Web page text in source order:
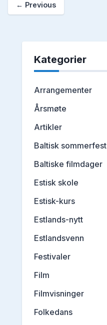
← Previous
Kategorier
Arrangementer
Årsmøte
Artikler
Baltisk sommerfest
Baltiske filmdager
Estisk skole
Estisk-kurs
Estlands-nytt
Estlandsvenn
Festivaler
Film
Filmvisninger
Folkedans